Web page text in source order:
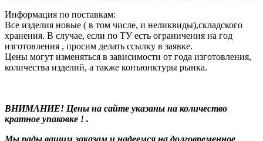
Информация по поставкам:
Все изделия новые ( в том числе, и неликвиды),складского
хранения. В случае, если по ТУ есть ограничения на год
изготовления , просим делать ссылку в заявке.
Цены могут изменяться в зависимости от года изготовления,
количества изделий, а также конъюнктуры рынка.
ВНИМАНИЕ! Цены на сайте указаны на количество
кратное упаковке ! .
Мы рады вашим заказам и надеемся на долговременное